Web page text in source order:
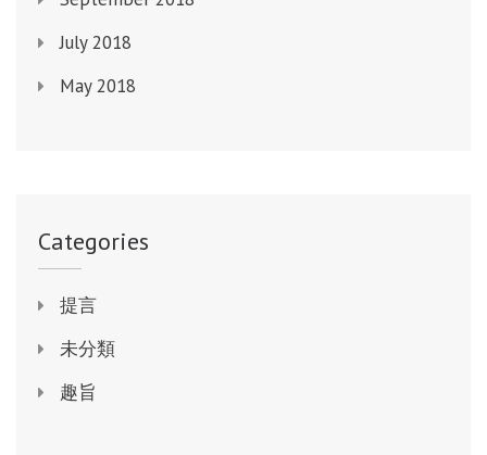
July 2018
May 2018
Categories
提言
未分類
趣旨